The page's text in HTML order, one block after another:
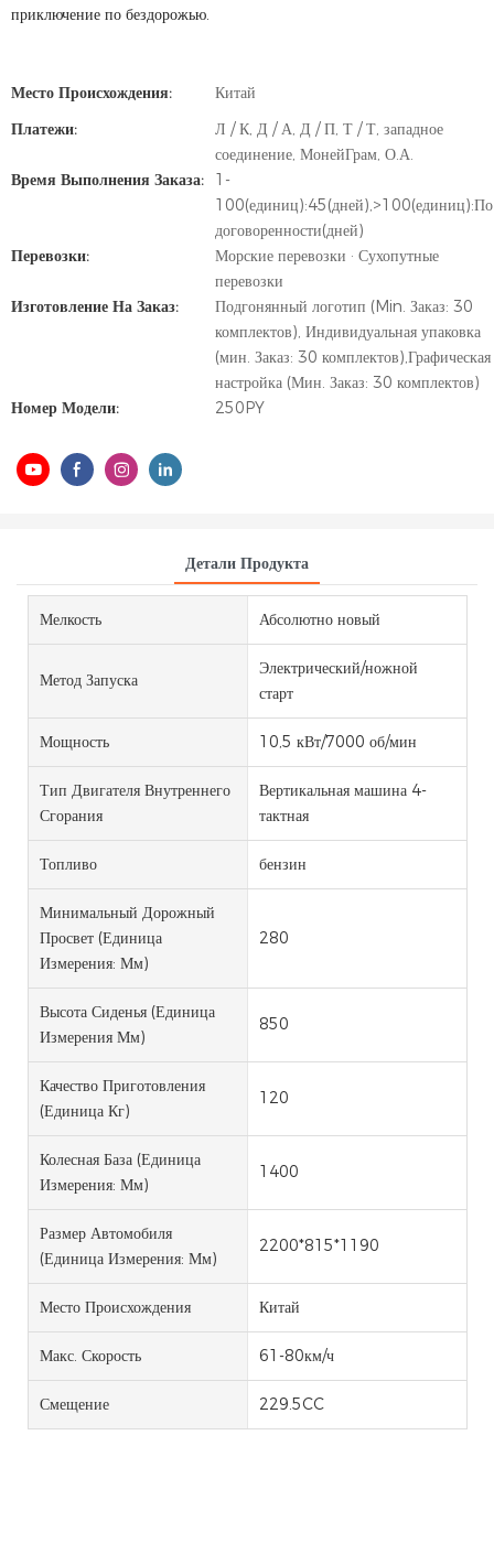
приключение по бездорожью.
Место Происхождения:
Китай
Платежи:
Л / К, Д / А, Д / П, Т / Т, западное
соединение, МонейГрам, О.А.
Время Выполнения Заказа:
1-
100(единиц):45(дней),>100(единиц):По
договоренности(дней)
Перевозки:
Морские перевозки · Сухопутные
перевозки
Изготовление На Заказ:
Подгонянный логотип (Min. Заказ: 30
комплектов), Индивидуальная упаковка
(мин. Заказ: 30 комплектов),Графическая
настройка (Мин. Заказ: 30 комплектов)
Номер Модели:
250PY
Детали Продукта
Мелкость Абсолютно новый
Метод Запуска
Электрический/ножной
старт
Мощность 10,5 кВт/7000 об/мин
Тип Двигателя Внутреннего
Сгорания
Вертикальная машина 4-
тактная
Топливо бензин
Минимальный Дорожный
Просвет (единица
Измерения: Мм)
280
Высота Сиденья (единица
Измерения Мм)
850
Качество Приготовления
(единица Кг)
120
Колесная База (единица
Измерения: Мм)
1400
Размер Автомобиля
(единица Измерения: Мм)
2200*815*1190
Место Происхождения Китай
Макс. Скорость 61-80км/ч
Смещение 229.5CC